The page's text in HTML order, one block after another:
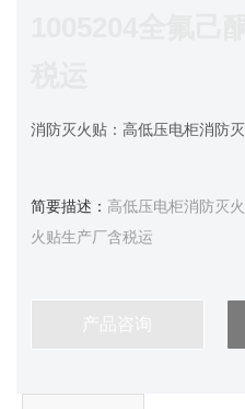
消防灭火贴： 高低压电柜消防
简要描述： 高低压电柜消防灭
火贴生产厂含税运
产品咨询